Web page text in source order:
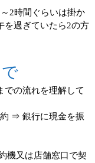
2時間ぐらいは掛か
を過ぎていたら2の方
での流れを理解して
⇒ 銀行に現金を振
機又は店舗窓口で契